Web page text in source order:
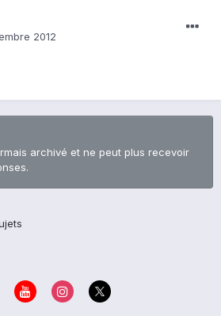
2012
archivé et ne peut plus recevoir